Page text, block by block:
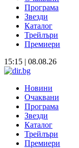
Програма
Звезди
Каталог
Трейлъри
Премиери
15:15 | 08.08.26
Новини
Очаквани
Програма
Звезди
Каталог
Трейлъри
Премиери